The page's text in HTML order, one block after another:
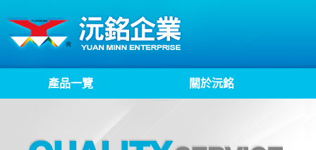
產品一覽 關於沅銘